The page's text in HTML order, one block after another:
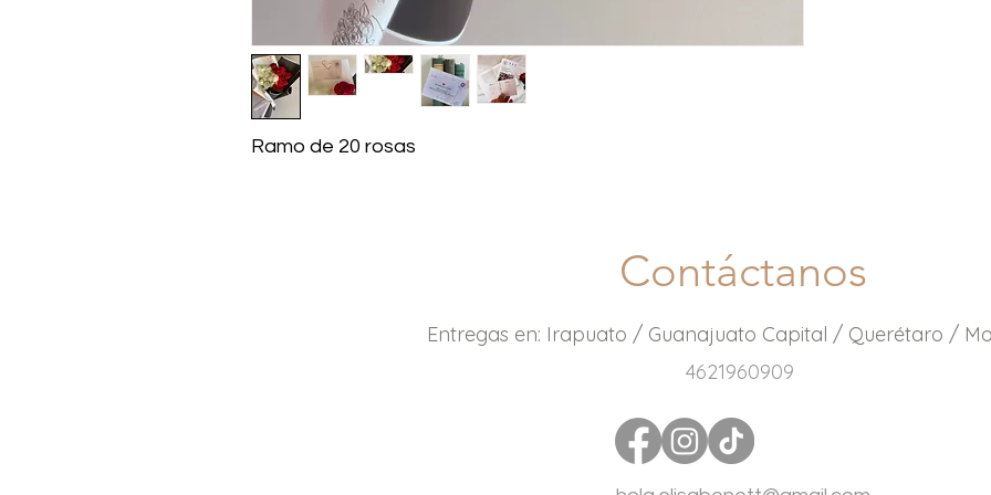
Ramo de 20 rosas
Contáctanos
Entregas en: Irapuato / Guanajuato Capital / Querétaro /
4621960909